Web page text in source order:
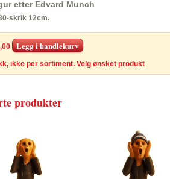
etter Edvard Munch
skrik 12cm.
ikke per sortiment. Velg ønsket produkt
produkter